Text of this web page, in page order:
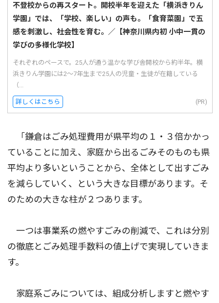
不登校からの再スタート。開校半年を迎えた「横浜きりん
学園」では、「学校、楽しい」の声も。「食育菜園」で五
感を刺激し、社会性を育む。／【神奈川県内初 小中一貫の
学びの多様化学校】
それぞれのペースで。25人が通う温かな学び舎開校から約半年。横
浜きりん学園には2〜7年生まで25人の児童・生徒が在籍している
（...
詳しくはこちら (PR)
「鎌倉はごみ処理費用が県平均の１・３倍かかっ
ていることに加え、家庭から出るごみそのものも県
平均より多いということから、全体として出すごみ
を減らしていく、という大きな目標があります。そ
のための大きな柱が２つあります。
一つは事業系の燃やすごみの削減で、これは分別
の徹底とごみ処理手数料の値上げで実現していきま
す。
家庭系ごみについては、組成分析しますと燃やす